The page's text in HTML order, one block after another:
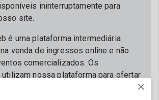
ininterruptamente para
site.
é uma plataforma intermediária
venda de ingressos online e não
comercializados. Os
nossa plataforma para ofertar
público, sendo os únicos
×